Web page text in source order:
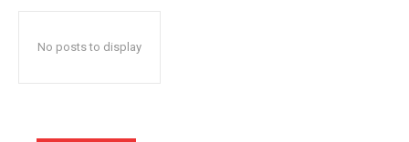
No posts to display